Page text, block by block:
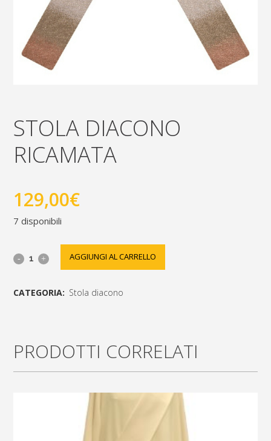
STOLA DIACONO
RICAMATA
129,00€
7 disponibili
stola
AGGIUNGI AL CARRELLO
CATEGORIA: Stola diacono
PRODOTTI CORRELATI